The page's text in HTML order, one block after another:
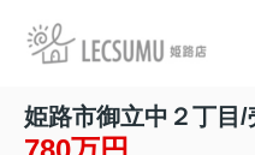
姫路市御立中２丁目/